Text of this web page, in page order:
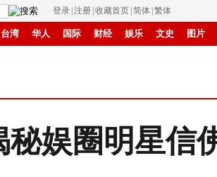
登录 注册 收藏首页 简体 繁体
台湾 华人 国际 财经 娱乐 文史 图片
秘娱圈明星信